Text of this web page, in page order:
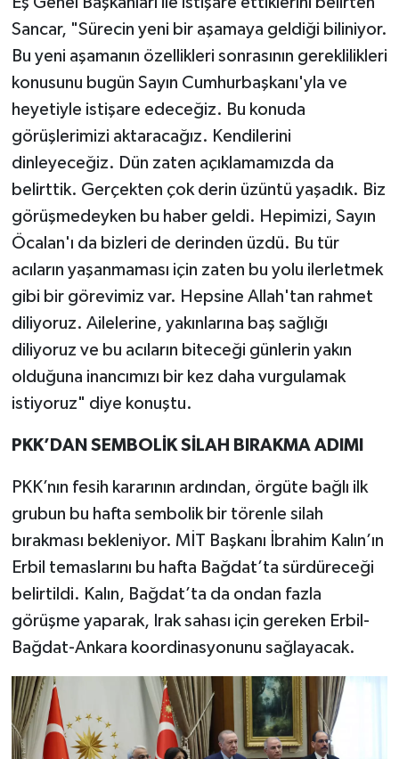
Sancar, "Sürecin yeni bir aşamaya geldiği biliniyor.
Bu yeni aşamanın özellikleri sonrasının gereklilikleri
konusunu bugün Sayın Cumhurbaşkanı'yla ve
heyetiyle istişare edeceğiz. Bu konuda
görüşlerimizi aktaracağız. Kendilerini
dinleyeceğiz. Dün zaten açıklamamızda da
belirttik. Gerçekten çok derin üzüntü yaşadık. Biz
görüşmedeyken bu haber geldi. Hepimizi, Sayın
Öcalan'ı da bizleri de derinden üzdü. Bu tür
acıların yaşanmaması için zaten bu yolu ilerletmek
gibi bir görevimiz var. Hepsine Allah'tan rahmet
diliyoruz. Ailelerine, yakınlarına baş sağlığı
diliyoruz ve bu acıların biteceği günlerin yakın
olduğuna inancımızı bir kez daha vurgulamak
istiyoruz" diye konuştu.
PKK’DAN SEMBOLİK SİLAH BIRAKMA ADIMI
PKK’nın fesih kararının ardından, örgüte bağlı ilk
grubun bu hafta sembolik bir törenle silah
bırakması bekleniyor. MİT Başkanı İbrahim Kalın’ın
Erbil temaslarını bu hafta Bağdat’ta sürdüreceği
belirtildi. Kalın, Bağdat’ta da ondan fazla
görüşme yaparak, Irak sahası için gereken Erbil-
Bağdat-Ankara koordinasyonunu sağlayacak.